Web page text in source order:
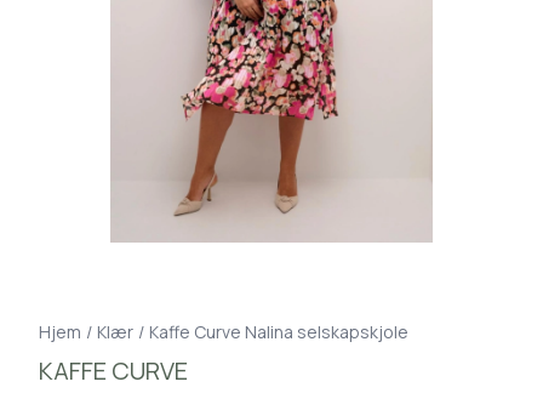
Hjem / Klær / Kaffe Curve Nalina selskapskjole
KAFFE CURVE